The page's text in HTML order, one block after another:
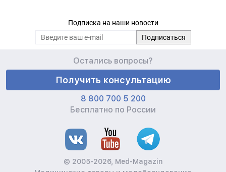
Подписка на наши новости
Остались вопросы?
Получить консультацию
8 800 700 5 200
Бесплатно по России
© 2005-2026, Med-Magazin